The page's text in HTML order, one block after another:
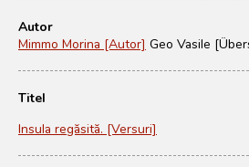
Autor
Mimmo Morina [Autor] Geo Vasile
Titel
Insula regăsită. [Versuri]